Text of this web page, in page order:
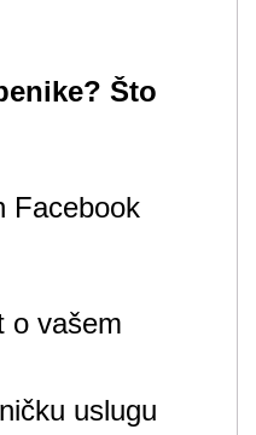
Što
Facebook
o vašem
uslugu